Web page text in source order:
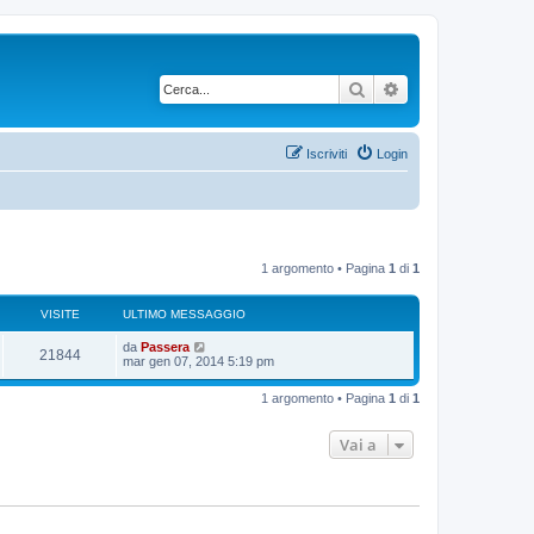
Cerca
Login
Iscriviti
1 argomento • Pagina 1 di 1
VISITE ULTIMO MESSAGGIO
21844V
i
e
U
l
i
g
da Passera
mar gen 07, 2014 5:19 pm
1 argomento • Pagina 1 di 1
Vai a